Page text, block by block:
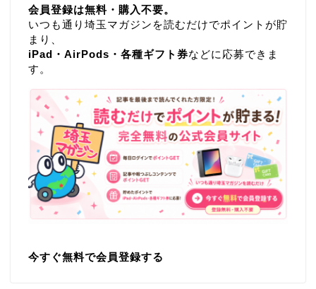
会員登録は無料・購入不要。
いつも通り埼玉マガジンを読むだけでポイントが貯
まり、
iPad・AirPods・各種ギフト券などに応募できま
す。
今すぐ無料で会員登録する